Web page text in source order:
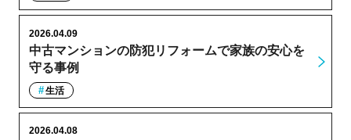
中古マンションの防犯リフォームで家族の安心を
守る事例
2026.04.09
生活
2026.04.08